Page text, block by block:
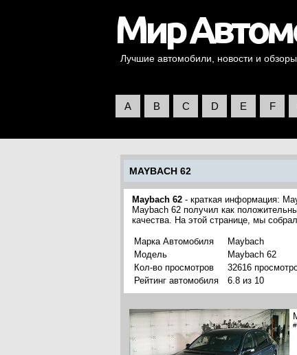
Лучшие автомобили, новости и
A B C D E F
MAYBACH 62
Maybach 62 - краткая информация:
Maybach 62 получил как
качества. На этой странице, мы
Марка Автомобиля
Maybach
Модель
Maybach 62
Кол-во просмотров
32616
Рейтинг автомобиля
6.8 из 10